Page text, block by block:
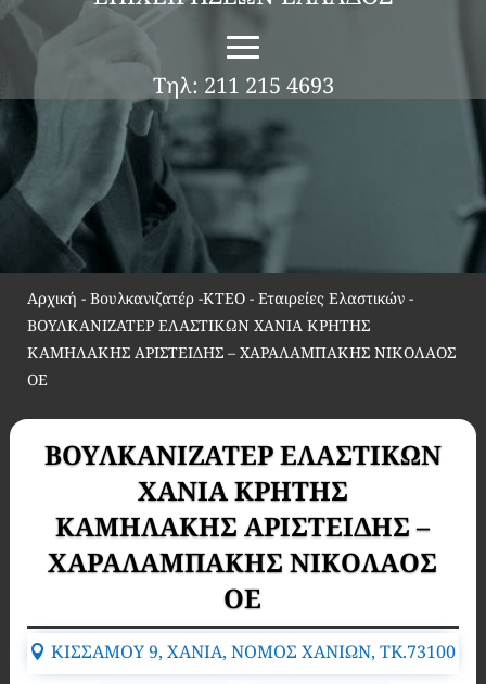
Τηλ: 211 215 4693
Αρχική - Βουλκανιζατέρ -ΚΤΕΟ - Εταιρείες Ελαστικών-
ΒΟΥΛΚΑΝΙΖΑΤΕΡ ΕΛΑΣΤΙΚΩΝ ΧΑΝΙΑ ΚΡΗΤΗΣ
ΚΑΜΗΛΑΚΗΣ ΑΡΙΣΤΕΙΔΗΣ – ΧΑΡΑΛΑΜΠΑΚΗΣ ΝΙΚΟΛΑΟΣ
ΟΕ
ΒΟΥΛΚΑΝΙΖΑΤΕΡ ΕΛΑΣΤΙΚΩΝ
ΧΑΝΙΑ ΚΡΗΤΗΣ
ΚΑΜΗΛΑΚΗΣ ΑΡΙΣΤΕΙΔΗΣ –
ΧΑΡΑΛΑΜΠΑΚΗΣ ΝΙΚΟΛΑΟΣ
ΟΕ
ΚΙΣΣΑΜΟΥ 9, ΧΑΝΙΑ, ΝΟΜΟΣ ΧΑΝΙΩΝ, TK.73100